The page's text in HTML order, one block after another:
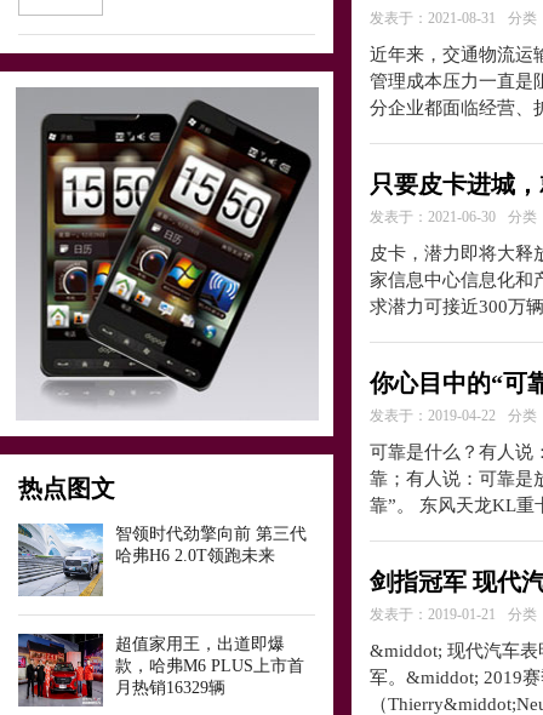
热点图文
智领时代劲擎向前 第三代
哈弗H6 2.0T领跑未来
超值家用王，出道即爆
款，哈弗M6 PLUS上市首
月热销16329辆
发表于：2021-08-31 分类
近年来，交通物流运
管理成本压力一直是
分企业都面临经营、
只要皮卡进城
发表于：2021-06-30 分类
皮卡，潜力即将大释
家信息中心信息化和
求潜力可接近300万
你心目中的“可
发表于：2019-04-22 分类
可靠是什么？有人说
靠；有人说：可靠是
靠”。 东风天龙KL重
剑指冠军 现代
发表于：2019-01-21 分类
&middot; 现代汽车
军。&middot; 2019
（